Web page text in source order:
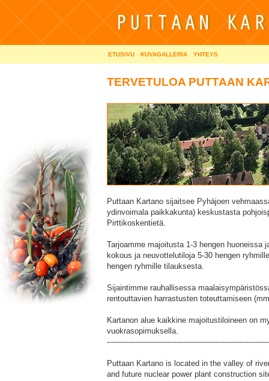
ETUSIVU KUVAGALLERIA YHTEYS
TERVETULOA PUTTAAN
Puttaan Kartano sijaitsee Pyhäjoen
ydinvoimala paikkakunta) keskustasta
Pirttikoskentietä.
Tarjoamme majoitusta 1-3 hengen huoneissa
kokous ja neuvottelutiloja 5-30 hengen
hengen ryhmille tilauksesta.
Sijaintimme rauhallisessa
rentouttavien harrastusten toteuttamiseen
Kartanon alue kaikkine majoitustiloineen on
vuokrasopimuksella.
Puttaan Kartano is located in the valley of
and future nuclear power plant construction